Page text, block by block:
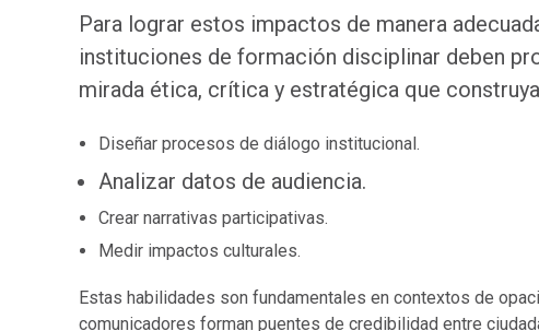
Para lograr estos impactos de manera
instituciones de formación disciplinar deben
mirada ética, crítica y estratégica que
Diseñar procesos de diálogo institucional.
Analizar datos de audiencia.
Crear narrativas participativas.
Medir impactos culturales.
Estas habilidades son fundamentales en contextos de
comunicadores forman puentes de credibilidad entre